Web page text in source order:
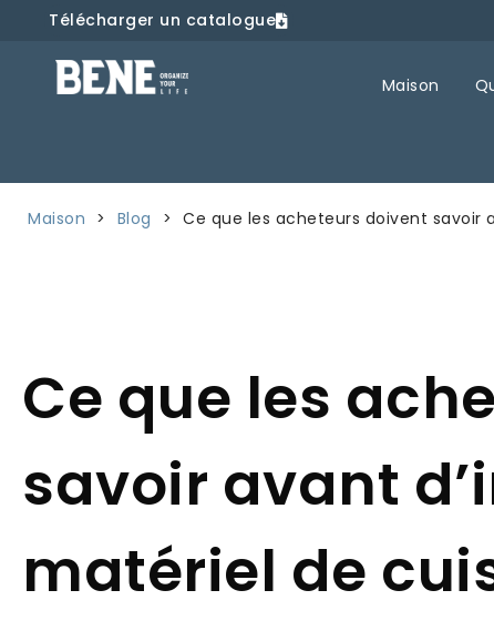
Télécharger un catalogue
Maison
Maison > Blog > Ce que les acheteurs doivent savoir
Ce que les
savoir avant
matériel de